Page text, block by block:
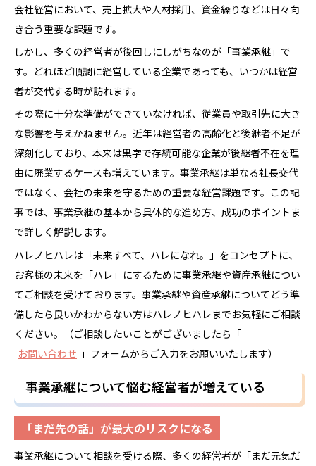
会社経営において、売上拡大や人材採用、資金繰りなどは日々向
き合う重要な課題です。
しかし、多くの経営者が後回しにしがちなのが「事業承継」で
す。どれほど順調に経営している企業であっても、いつかは経営
者が交代する時が訪れます。
その際に十分な準備ができていなければ、従業員や取引先に大き
な影響を与えかねません。近年は経営者の高齢化と後継者不足が
深刻化しており、本来は黒字で存続可能な企業が後継者不在を理
由に廃業するケースも増えています。事業承継は単なる社長交代
ではなく、会社の未来を守るための重要な経営課題です。この記
事では、事業承継の基本から具体的な進め方、成功のポイントま
で詳しく解説します。
ハレノヒハレは「未来すべて、ハレになれ。」をコンセプトに、
お客様の未来を「ハレ」にするために事業承継や資産承継につい
てご相談を受けております。事業承継や資産承継についてどう準
備したら良いかわからない方はハレノヒハレまでお気軽にご相談
ください。（ご相談したいことがございましたら「
お問い合わせ 」フォームからご入力をお願いいたします）
事業承継について悩む経営者が増えている
「まだ先の話」が最大のリスクになる
事業承継について相談を受ける際、多くの経営者が「まだ元気だ